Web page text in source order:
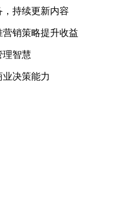
持续更新内容
销策略提升收益
理智慧
决策能力